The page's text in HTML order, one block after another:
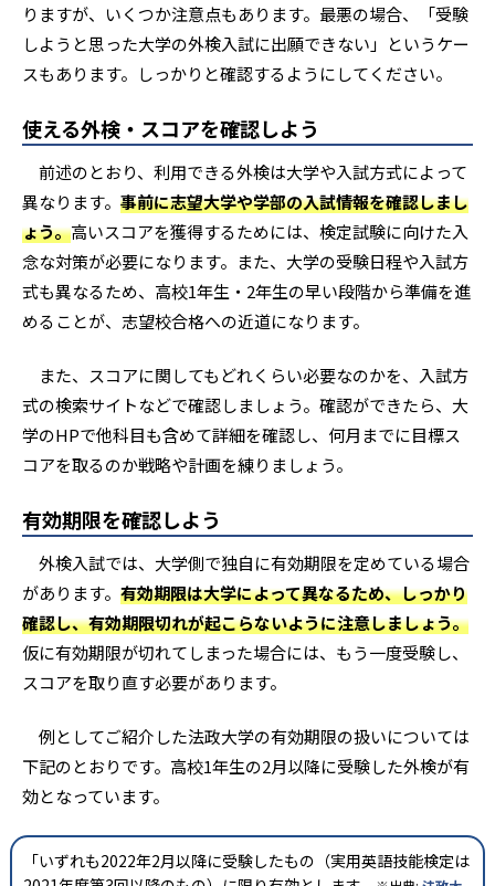
りますが、いくつか注意点もあります。最悪の場合、「受験
しようと思った大学の外検入試に出願できない」というケー
スもあります。しっかりと確認するようにしてください。
使える外検・スコアを確認しよう
前述のとおり、利用できる外検は大学や入試方式によって
異なります。 事前に志望大学や学部の入試情報を確認しまし
ょう。高いスコアを獲得するためには、検定試験に向けた入
念な対策が必要になります。また、大学の受験日程や入試方
式も異なるため、高校1年生・2年生の早い段階から準備を進
めることが、志望校合格への近道になります。
また、スコアに関してもどれくらい必要なのかを、入試方
式の検索サイトなどで確認しましょう。確認ができたら、大
学のHPで他科目も含めて詳細を確認し、何月までに目標ス
コアを取るのか戦略や計画を練りましょう。
有効期限を確認しよう
外検入試では、大学側で独自に有効期限を定めている場合
があります。 有効期限は大学によって異なるため、しっかり
確認し、有効期限切れが起こらないように注意しましょう。
仮に有効期限が切れてしまった場合には、もう一度受験し、
スコアを取り直す必要があります。
例としてご紹介した法政大学の有効期限の扱いについては
下記のとおりです。高校1年生の2月以降に受験した外検が有
効となっています。
「いずれも2022年2月以降に受験したもの（実用英語技能検定は